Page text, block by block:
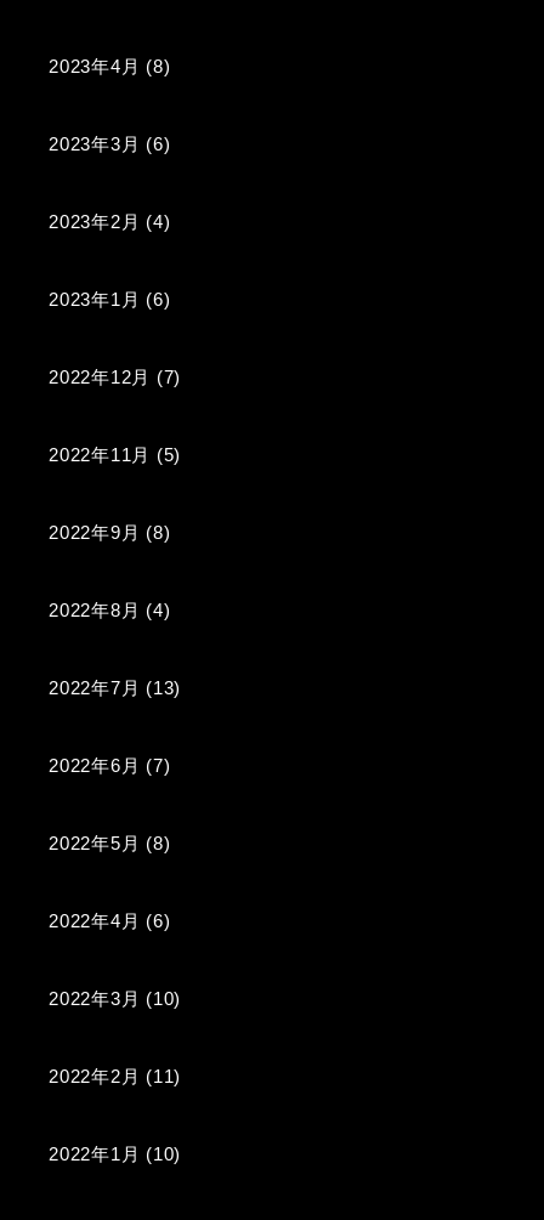
2023年4月 (8)
2023年3月 (6)
2023年2月 (4)
2023年1月 (6)
2022年12月 (7)
2022年11月 (5)
2022年9月 (8)
2022年8月 (4)
2022年7月 (13)
2022年6月 (7)
2022年5月 (8)
2022年4月 (6)
2022年3月 (10)
2022年2月 (11)
2022年1月 (10)